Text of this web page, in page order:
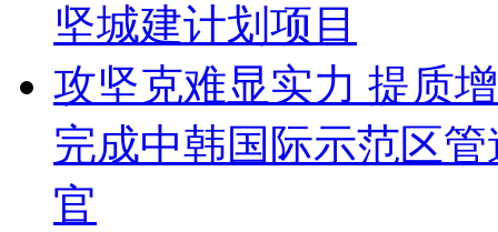
坚城建计划项目
攻坚克难显实力 提质
完成中韩国际示范区
官